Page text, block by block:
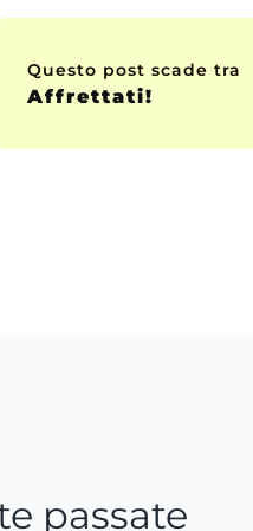
Questo post scade tra
Affrettati!
passate